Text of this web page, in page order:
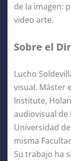
de la imagen:
video arte.
Sobre el
Lucho
visual. Máster
Institute,
audiovisual de
Universidad
misma
Su trabajo ha